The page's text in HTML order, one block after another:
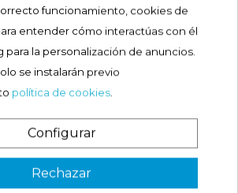
RECONFORTANTE...
Precio
7,05 €
MUSTELA HYDRA-BEBE
CUERPO 500ML
vez? ¡SORPRESA!
funcionamiento, cookies de
entender cómo interactúas con él
para la personalización de anuncios.
se instalarán previo
política de cookies
Configurar
Rechazar